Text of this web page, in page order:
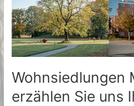
Wohnsiedlungen
erzählen Sie uns